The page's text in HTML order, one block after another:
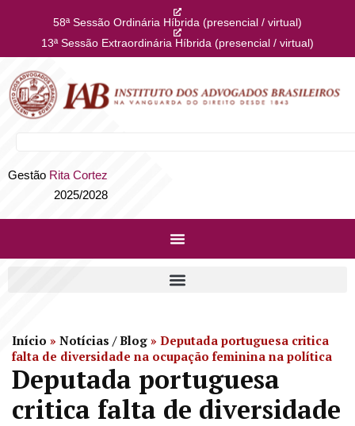
58ª Sessão Ordinária Híbrida (presencial / virtual)
13ª Sessão Extraordinária Híbrida (presencial / virtual)
Gestão Rita Cortez
2025/2028
Início » Notícias / Blog » Deputada portuguesa critica
falta de diversidade na ocupação feminina na política
Deputada portuguesa
critica falta de diversidade